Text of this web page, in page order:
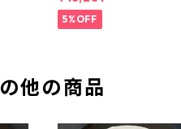
5%OFF
他の商品